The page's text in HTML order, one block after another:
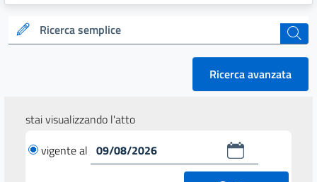
Ricerca semplice cerca
Ricerca avanzata
stai visualizzando l'atto
vigente al